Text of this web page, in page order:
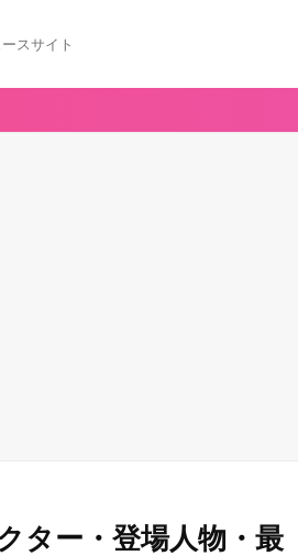
スサイト
ター・登場人物・最